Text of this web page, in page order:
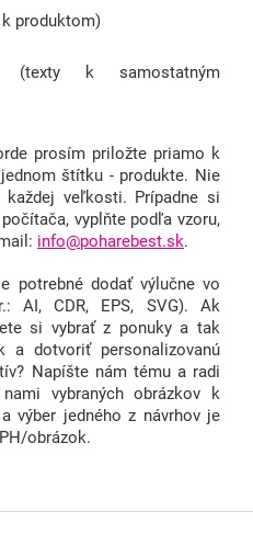
produktom)
(texty k samostatným
prosím priložte priamo k
štítku - produkte. Nie
veľkosti. Prípadne si
vyplňte podľa vzoru,
info@poharebest.sk.
potrebné dodať výlučne vo
AI, CDR, EPS, SVG).Ak
si vybrať z ponuky a tak
dotvoriť personalizovanú
Napíšte nám tému a radi
vybraných obrázkov k
výber jedného z návrhov je
obrázok.